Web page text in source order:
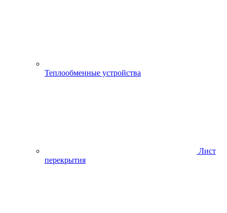
Теплообменные устройства
Лист
перекрытия